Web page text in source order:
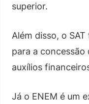
superior.
Além disso, o
para a concessão
auxílios
Já o ENEM é um